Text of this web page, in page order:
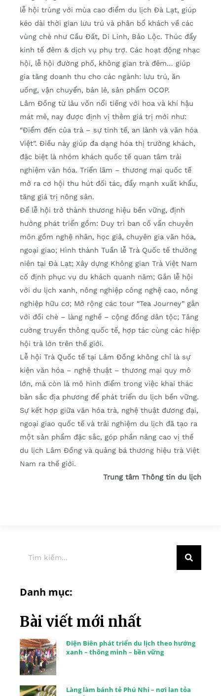
lễ hội trùng với mùa cao điểm du lịch Đà Lạt, giúp
kéo dài thời gian lưu trú và phân bổ khách về các
vùng chè như Cầu Đất, Di Linh, Bảo Lộc. Thúc đẩy
kinh tế đêm & dịch vụ phụ trợ. Các hoạt động nhạc
hội, lễ hội đường phố, không gian trà đêm… giúp
gia tăng doanh thu cho các ngành: lưu trú, ăn
uống, vận chuyển, bán lẻ, sản phẩm OCOP.
Lâm Đồng từ lâu vốn nổi tiếng với hoa và khí hậu
mát mẻ, nay được định vị thêm giá trị mới như:
“Điểm đến của trà – sự tinh tế, an lành và văn hóa
Việt”. Điều này giúp đa dạng hóa thị trường khách,
đặc biệt là nhóm khách quốc tế quan tâm trải
nghiệm văn hóa. Triển lãm – thương mại quốc tế
mở ra cơ hội thu hút đối tác, đẩy mạnh xuất khẩu,
tăng giá trị nông sản.
Để lễ hội trở thành thương hiệu bền vững, định
hướng phát triển gồm: Duy trì ban cố vấn chuyên
môn gồm nghệ nhân, học giả, chuyên gia văn hóa,
ngoại giao; Hình thành Tuần lễ Trà Quốc tế thường
niên tại Đà Lạt; Xây dựng Không gian Trà Việt Nam
cố định phục vụ du khách quanh năm; Gắn lễ hội
với du lịch xanh, nông nghiệp công nghệ cao, nông
nghiệp hữu cơ; Mở rộng các tour “Tea Journey” gắn
với đồi chè – làng nghề – cộng đồng dân tộc; Tăng
cường truyền thông quốc tế, hợp tác cùng các hiệp
hội trà lớn trên thế giới.
Lễ hội Trà Quốc tế tại Lâm Đồng không chỉ là sự
kiện văn hóa – nghệ thuật – thương mại quy mô
lớn, mà còn là mô hình điểm trong việc khai thác
bản sắc địa phương để phát triển du lịch bền vững.
Sự kết hợp giữa văn hóa trà, nghệ thuật đương đại,
ngoại giao quốc tế và trải nghiệm du lịch đã tạo ra
một sản phẩm đặc sắc, góp phần nâng cao vị thế
du lịch Lâm Đồng và quảng bá thương hiệu trà Việt
Nam ra thế giới.
Trung tâm Thông tin du lịch
Danh mục:
Bài viết mới nhất
Điện Biên phát triển du lịch theo hướng
xanh – thông minh – bền vững
Làng làm bánh tẻ Phú Nhi – nơi lan tỏa